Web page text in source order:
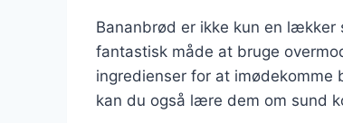
Bananbrød er ikke kun en lækker
fantastisk måde at bruge
ingredienser for at imødekomme
kan du også lære dem om sund